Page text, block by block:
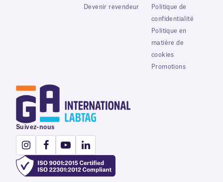
Devenir revendeur
Politique de
confidentialité
Politique en
matière de
cookies
Promotions
Suivez-nous